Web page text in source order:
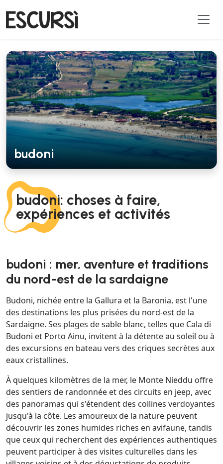
budoni: choses à faire,
expériences et activités
budoni
budoni : mer, aventure et traditions
du nord-est de la sardaigne
Budoni, nichée entre la Gallura et la Baronia, est l'une
des destinations les plus prisées du nord-est de la
Sardaigne. Ses plages de sable blanc, telles que Cala di
Budoni et Porto Ainu, invitent à la détente au soleil ou à
des excursions en bateau vers des criques secrètes aux
eaux cristallines.
À quelques kilomètres de la mer, le Monte Nieddu offre
des sentiers de randonnée et des circuits en jeep, avec
des panoramas qui s'étendent des collines verdoyantes
jusqu'à la côte. Les amoureux de la nature peuvent
découvrir les zones humides riches en avifaune, tandis
que ceux qui recherchent des expériences authentiques
peuvent participer à des visites culturelles dans les